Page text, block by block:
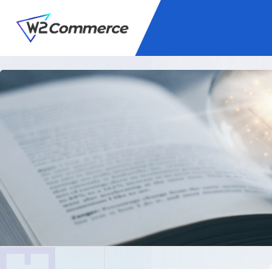
サービス
BtoC